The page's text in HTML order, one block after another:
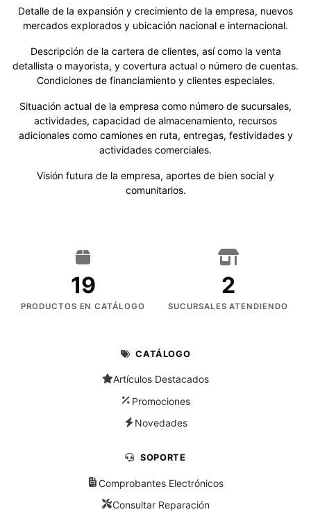
Detalle de la expansión y crecimiento de la empresa, nuevos
mercados explorados y ubicación nacional e internacional.
Descripción de la cartera de clientes, así como la venta
detallista o mayorista, y covertura actual o número de cuentas.
Condiciones de financiamiento y clientes especiales.
Situación actual de la empresa como número de sucursales,
actividades, capacidad de almacenamiento, recursos
adicionales como camiones en ruta, entregas, festividades y
actividades comerciales.
Visión futura de la empresa, aportes de bien social y
comunitarios.
19
PRODUCTOS EN CATÁLOGO
2
SUCURSALES ATENDIENDO
CATÁLOGO
Artículos Destacados
Promociones
Novedades
SOPORTE
Comprobantes Electrónicos
Consultar Reparación